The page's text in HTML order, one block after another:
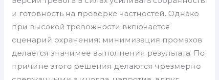
и готовность на проверке частностей. Однако
при высокой тревожности включается
сценарий охранения: минимизация промахов
делается значимее выполнения результата. По
причине этого решения делаются чрезмерно